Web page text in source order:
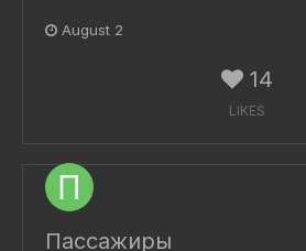
August 2
14
LIKES
Пассажиры